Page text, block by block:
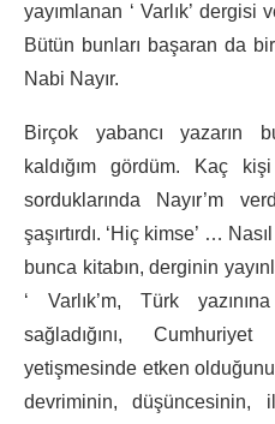
yayımlanan ‘ Varlık’
Bütün bunları başaran da
Nabi Nayır.
Birçok yabancı yazarın
kaldığım gördüm. Kaç
sorduklarında Nayır’m
şaşırtırdı. ‘Hiç kimse’ …
bunca kitabın, derginin
‘ Varlık’m, Türk
sağladığını, Cumhuriyet
yetişmesinde etken
devriminin, düşüncesinin,